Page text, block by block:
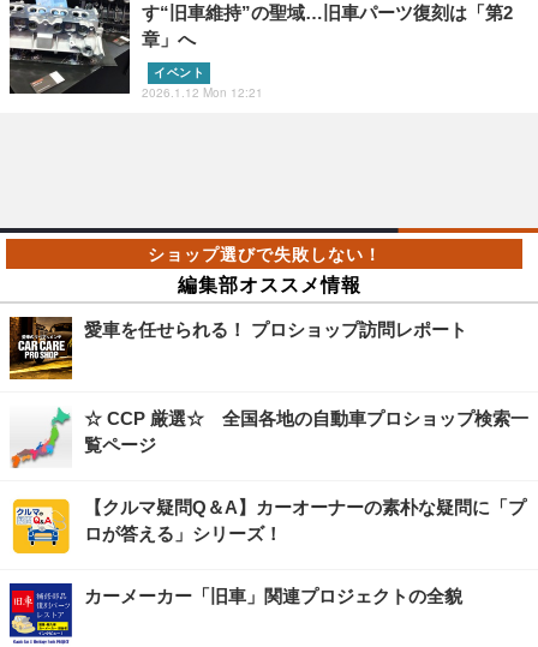
す“旧車維持”の聖域…旧車パーツ復刻は「第2
章」へ
イベント
2026.1.12 Mon 12:21
編集部オススメ情報
愛車を任せられる！ プロショップ訪問レポート
☆ CCP 厳選☆ 全国各地の自動車プロショップ検索一
覧ページ
【クルマ疑問Q＆A】カーオーナーの素朴な疑問に「プ
ロが答える」シリーズ！
カーメーカー「旧車」関連プロジェクトの全貌